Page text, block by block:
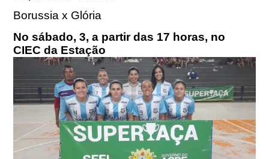
Borussia x Glória
No sábado, 3, a partir das 17 horas, no
CIEC da Estação